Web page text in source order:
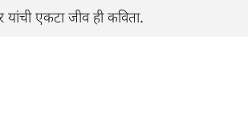
एकटा जीव ही कविता.